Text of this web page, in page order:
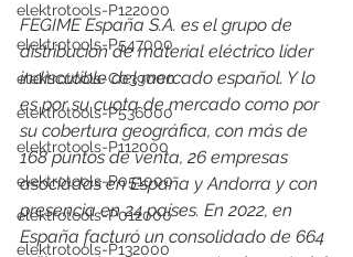
elektrotools-P122000
elektrotools-P547000
elektrotools-C039000
elektrotools-P536000
elektrotools-P112000
elektrotools-P051000
elektrotools-P012000
elektrotools-P132000
FEGIME España S.A. es el grupo de
distribución de material eléctrico líder
indiscutible del mercado español. Y lo
es por su cuota de mercado como por
su cobertura geográfica, con más de
168 puntos de venta, 26 empresas
asociadas en España y Andorra y con
presencia en 24 países. En 2022, en
España facturó un consolidado de 664